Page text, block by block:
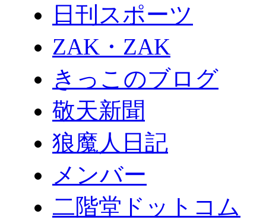
日刊スポーツ
ZAK・ZAK
きっこのブログ
敬天新聞
狼魔人日記
メンバー
二階堂ドットコム